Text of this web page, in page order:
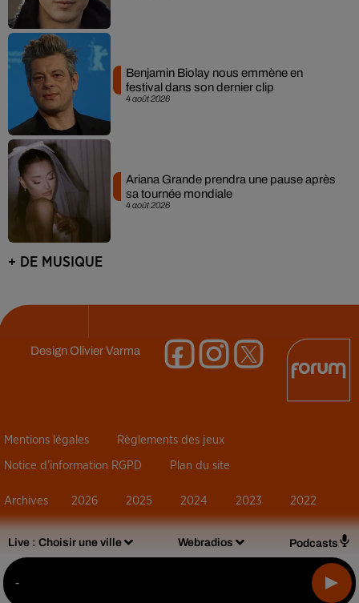
Live : Choisir une ville Webradios Podcasts
-
4 août 2026
Benjamin Biolay nous emmène en
festival dans son dernier clip
4 août 2026
Ariana Grande prendra une pause après
sa tournée mondiale
+ DE MUSIQUE
DesignOlivier Varma
Mentions légales Règlements des jeux
Notice d’information RGPD Plan du site
Archives 2026 2025 2024 2023 2022